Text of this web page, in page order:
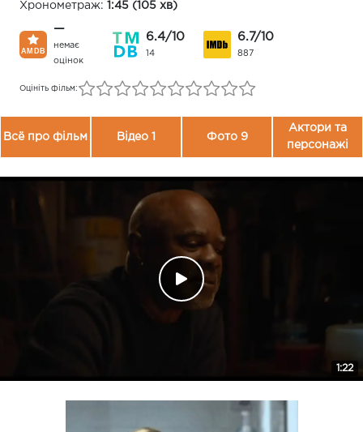
Хронометраж: 1:45 (105 хв)
—
немає
оцінок
6.4/10
14
6.7/10
887
Оцініть фільм:
Всё про фільм Відео 1 Фото 9
Актори та
персонажі
1:22